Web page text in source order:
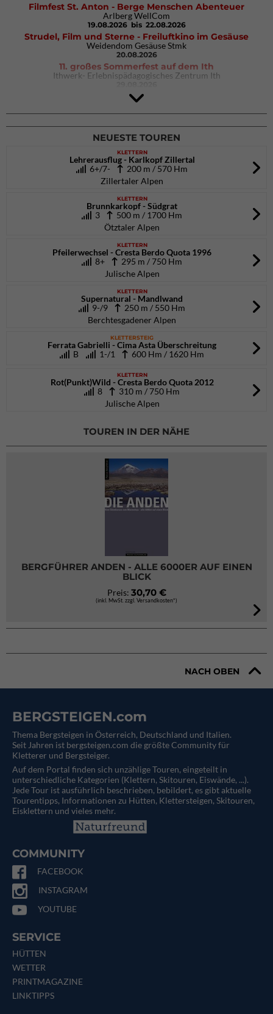
Filmfest St. Anton - Berge Menschen Abenteuer
Arlberg WellCom
19.08.2026 bis 22.08.2026
Strudel, Film und Sterne - Freiluftkino im Gesäuse
Weidendom Gesäuse Stmk
20.08.2026
11. großes Sommerfest auf dem Ith
Ithwerk- Erlebnispädagogisches Zentrum Ith
Rock Master Arco
Arco (IT)
02.10.2026bis 04.10.2026
NEUESTE TOUREN
KLETTERN
Lehrerausflug - Karlkopf Zillertal
6+/7-
200 m / 570 Hm
Zillertaler Alpen
KLETTERN
Brunnkarkopf - Südgrat
3
500 m / 1700 Hm
Ötztaler Alpen
KLETTERN
Pfeilerwechsel - Cresta Berdo Quota 1996
8+
295 m / 750 Hm
Julische Alpen
KLETTERN
Supernatural - Mandlwand
9-/9
250 m / 550 Hm
Berchtesgadener Alpen
KLETTERSTEIG
Ferrata Gabrielli - Cima Asta Überschreitung
B
1-/1 600 Hm / 1620 Hm
KLETTERN
Rot(Punkt)Wild - Cresta Berdo Quota 2012
8
310 m / 750 Hm
Julische Alpen
TOUREN IN DER NÄHE
BERGFÜHRER ANDEN - ALLE 6000ER AUF EINEN
BLICK
Preis: 30,70 €
(inkl. MwSt. zzgl. Versandkosten*)
NACH OBEN
BERGSTEIGEN.com
Thema Bergsteigen in Österreich, Deutschland und Italien.
Seit Jahren ist bergsteigen.com die größte Community für
Kletterer und Bergsteiger.
Auf dem Portal finden sich unzählige Touren, eingeteilt in
unterschiedliche Kategorien (Klettern, Skitouren, Eiswände, ...).
Jede Tour ist ausführlich beschrieben, bebildert, es gibt aktuelle
Tourentipps, Informationen zu Hütten, Klettersteigen, Skitouren,
Eisklettern und vieles mehr.
COMMUNITY
FACEBOOK
INSTAGRAM
YOUTUBE
SERVICE
HÜTTEN
WETTER
PRINTMAGAZINE
LINKTIPPS